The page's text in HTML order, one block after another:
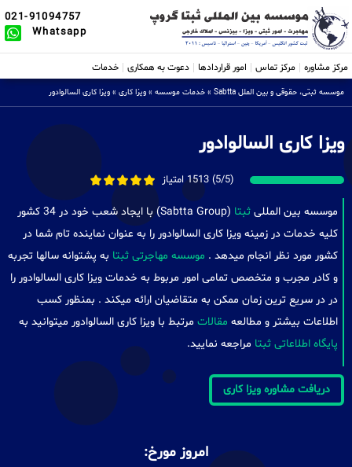
021-91094757
Whatsapp
مرکز مشاوره مرکز تماس امور قراردادها دعوت به همکاری خدمات
موسسه ثبتی، حقوقی و بین الملل Sabtta » خدمات موسسه » ویزا کاری » ویزا کاری السالوادور
ویزا کاری السالوادور
(5/5) 1513 امتیاز
موسسه بین المللی ثبتا
(Sabtta Group) با ایجاد شعب خود در 34 کشور
کلیه خدمات در زمینه ویزا کاری السالوادور را به عنوان نماینده تام شما در
کشور مورد نظر انجام میدهد . موسسه مهاجرتی ثبتا به پشتوانه سالها تجربه
و کادر مجرب و متخصص تمامی امور مربوط به خدمات ویزا کاری السالوادور را
در در سریع ترین زمان ممکن به متقاضیان ارائه میکند . بمنظور کسب
اطلاعات بیشتر و مطالعه مقالات مرتبط با ویزا کاری السالوادور میتوانید به
پایگاه اطلاعاتی ثبتا مراجعه نمایید.
دریافت مشاوره ویزا کاری
امروز مورخ: